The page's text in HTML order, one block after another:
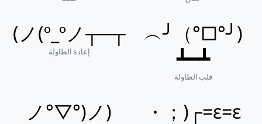
(╯°□°）╯︵
┻━┻
قلب الطاولة
┬─┬ノ(º_ºノ)
إعادة الطاولة
ε=ε=┌(；・
(ノ°▽°)ノ